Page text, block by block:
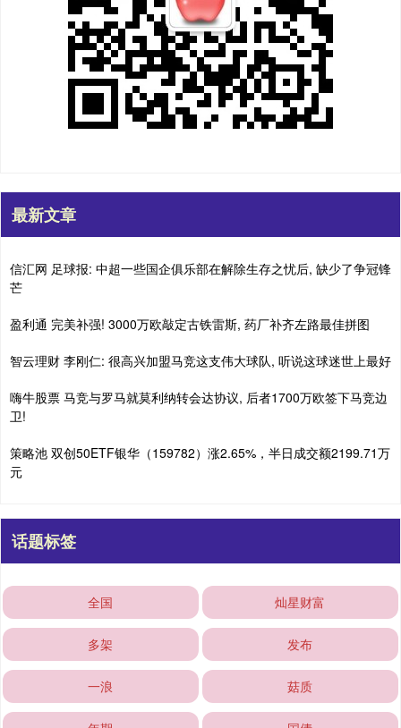
最新文章
信汇网 足球报: 中超一些国企俱乐部在解除生存之忧后, 缺少了争冠锋
芒
盈利通 完美补强! 3000万欧敲定古铁雷斯, 药厂补齐左路最佳拼图
智云理财 李刚仁: 很高兴加盟马竞这支伟大球队, 听说这球迷世上最好
嗨牛股票 马竞与罗马就莫利纳转会达协议, 后者1700万欧签下马竞边
卫!
策略池 双创50ETF银华（159782）涨2.65%，半日成交额2199.71万
元
话题标签
全国 灿星财富
多架 发布
一浪 菇质